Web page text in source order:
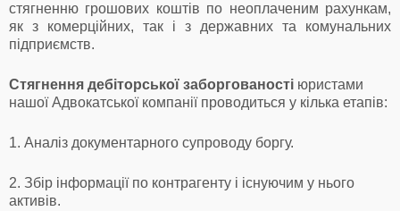
стягненню грошових коштів по неоплаченим рахункам,
як з комерційних, так і з державних та комунальних
підприємств.
Стягнення дебіторської заборгованості юристами
нашої Адвокатської компанії проводиться у кілька етапів:
1. Аналіз документарного супроводу боргу.
2. Збір інформації по контрагенту і існуючим у нього
активів.